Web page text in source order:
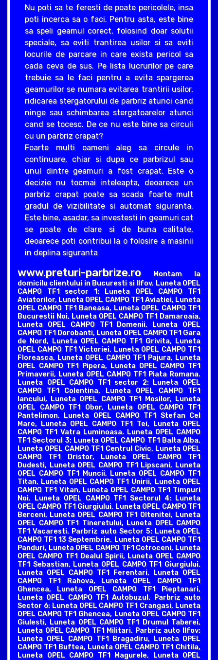
Nu poti sa te feresti de poate pericolele, insa
poti incerca sa o faci. Pentru asta, este bine
sa speli geamul corect, folosind doar solutii
speciale, sa eviti trantirea usilor si sa eviti
locurile de parcare in care exista pericol sa
cada ceva de sus. Pe lista lucrurilor pe care
trebuie sa le faci pentru a evita spargerea
geamurilor se numara evitarea trantirii usilor,
ridicarea stergatorului de parbriz atunci cand
ninge sau schimbarea stergatoarelor atunci
cand se tocesc. De ce nu este bine sa circuli
cu un parbriz crapat?
Foarte multi oameni aleg sa circule in
continuare, chiar si dupa ce parbrizul sau
unul dintre geamuri a fost crapat. Este o
decizie nu tocmai inteleapta, deoarece un
parbriz crapat poate sa scada foarte mult
gradul de vizibilitate si automat siguranta.
Este bine, asadar, sa investesti in geamuri cat
se poate de clare si de buna calitate,
deoarece poti contribui la o folosire a masinii
in deplina siguranta
www.preturi-parbrize.roMontam la
domicilu clientului in Bucuresti si Ilfov. Luneta OPEL
CAMPO TF1 sector 1: Luneta OPEL CAMPO TF1
Aviatorilor, Luneta OPEL CAMPO TF1 Aviatiei, Luneta
OPEL CAMPO TF1 Baneasa, Luneta OPEL CAMPO TF1
Bucurestii Noi, Luneta OPEL CAMPO TF1 Damaroaia,
Luneta OPEL CAMPO TF1 Domenii, Luneta OPEL
CAMPO TF1 Dorobanti, Luneta OPEL CAMPO TF1 Gara
de Nord, Luneta OPEL CAMPO TF1 Grivita, Luneta
OPEL CAMPO TF1 Victoriei, Luneta OPEL CAMPO TF1
Floreasca, Luneta OPEL CAMPO TF1 Pajura, Luneta
OPEL CAMPO TF1 Pipera, Luneta OPEL CAMPO TF1
Primaverii, Luneta OPEL CAMPO TF1 Piata Romana.
Luneta OPEL CAMPO TF1 sector 2: Luneta OPEL
CAMPO TF1 Colentina, Luneta OPEL CAMPO TF1
Iancului, Luneta OPEL CAMPO TF1 Mosilor, Luneta
OPEL CAMPO TF1 Obor, Luneta OPEL CAMPO TF1
Pantelimon, Luneta OPEL CAMPO TF1 Stefan Cel
Mare, Luneta OPEL CAMPO TF1 Tei, Luneta OPEL
CAMPO TF1 Vatra Luminoasa. Luneta OPEL CAMPO
TF1 Sectorul 3: Luneta OPEL CAMPO TF1 Balta Alba,
Luneta OPEL CAMPO TF1 Centrul Civic, Luneta OPEL
CAMPO TF1 Dristor, Luneta OPEL CAMPO TF1
Dudesti, Luneta OPEL CAMPO TF1 Lipscani, Luneta
OPEL CAMPO TF1 Muncii, Luneta OPEL CAMPO TF1
Titan, Luneta OPEL CAMPO TF1 Unirii, Luneta OPEL
CAMPO TF1 Vitan, Luneta OPEL CAMPO TF1 Timpuri
Noi. Luneta OPEL CAMPO TF1 Sectorul 4: Luneta
OPEL CAMPO TF1 Giurgiului, Luneta OPEL CAMPO TF1
Berceni, Luneta OPEL CAMPO TF1 Oltenitei, Luneta
OPEL CAMPO TF1 Tineretului, Luneta OPEL CAMPO
TF1 Vacaresti. Parbriz auto Sector 5: Luneta OPEL
CAMPO TF1 13 Septembrie, Luneta OPEL CAMPO TF1
Panduri, Luneta OPEL CAMPO TF1 Cotroceni, Luneta
OPEL CAMPO TF1 Dealul Spirii, Luneta OPEL CAMPO
TF1 Sebastian, Luneta OPEL CAMPO TF1 Giurgiului,
Luneta OPEL CAMPO TF1 Ferentari, Luneta OPEL
CAMPO TF1 Rahova, Luneta OPEL CAMPO TF1
Ghencea, Luneta OPEL CAMPO TF1 Pieptanari,
Luneta OPEL CAMPO TF1 Autobuzul. Parbriz auto
Sector 6: Luneta OPEL CAMPO TF1 Crangasi, Luneta
OPEL CAMPO TF1 Ghencea, Luneta OPEL CAMPO TF1
Giulesti, Luneta OPEL CAMPO TF1 Drumul Taberei,
Luneta OPEL CAMPO TF1 Militari. Parbriz auto Ilfov:
Luneta OPEL CAMPO TF1 Bragadiru, Luneta OPEL
CAMPO TF1 Buftea, Luneta OPEL CAMPO TF1 Chitila,
Luneta OPEL CAMPO TF1 Magurele, Luneta OPEL